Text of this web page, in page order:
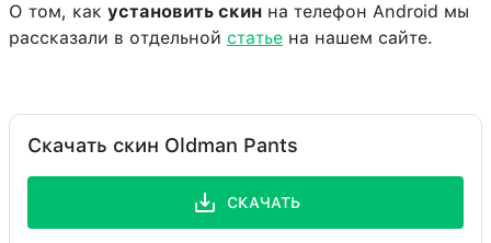
О том, как установить скин на телефон Android мы
рассказали в отдельной статье на нашем сайте.
Скачать скин Oldman Pants
СКАЧАТЬ